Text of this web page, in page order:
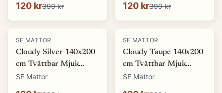
120 kr399 kr 120 kr399 kr
-70%
SE MATTOR
Cloudy Silver 140x200
cm Tvättbar Mjuk
Ryamatta
SE Mattor
-70%
SE MATTOR
Cloudy Taupe 140x200
cm Tvättbar Mjuk
Ryamatta
SE Mattor